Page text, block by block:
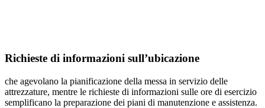
Richieste di informazioni sull’ubicazione
che agevolano la pianificazione della messa in servizio delle
attrezzature, mentre le richieste di informazioni sulle ore di esercizio
semplificano la preparazione dei piani di manutenzione e assistenza.